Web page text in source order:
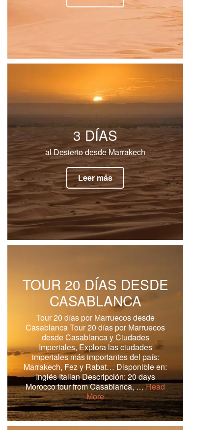
3 DÍAS
al Desierto desde Marrakech
Leer más
TOUR 20 DÍAS DESDE
CASABLANCA
Tour 20 días por Marruecos desde
Casablanca Tour 20 días por Marruecos
desde Casablanca y Ciudades
Imperiales, Explora las ciudades
imperiales más importantes del país:
Marrakech, Fez y Rabat… Disponible en:
Inglés Italian Descripción: 20 days
Morocco tour from Casablanca, …Read
More